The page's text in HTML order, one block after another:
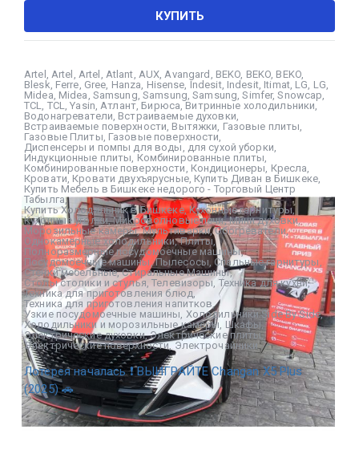
КУПИТЬ
Artel Artel Artel Atlant AUX Avangard BEKO BEKO BEKO,
Blesk Ferre Gree Hanza Hisense Indesit, Indesit, Itimat, LG LG
Midea Midea Samsung ,Samsung ,Samsung ,Simfer,Snowcap
TCL
TCL ,Yasin Атлант ,Бирюса ,Витринные холодильники ,
Водонагреватели Встраиваемые духовки
Встраиваемые поверхности Вытяжки Газовые плиты
Газовые Плиты Газовые поверхности
Диспенсеры и помпы для воды
для сухой уборки
Индукционные плиты Комбинированные плиты
Комбинированные поверхности Кондиционеры Кресла
Кровати, Кровати двухъярусные, Купить Диван в Бишкеке,
Купить Мебель в Бишкеке недорого - Торговый Центр
Табылга,
Купить Холодильник в Бишкеке,Кухонные гарнитуры,
Кухонные уголки,Микроволновые печи,Мини духовки,
Морозильные камеры,Мультиварки,Обогреватели,
Однокамерные холодильники,Плиты,
Полноразмерные посудомоечные машины,
Посудомоечные машины ,Пылесосы Спальные гарнитуры
Стенки мебельные,Стиральные Машины,
Столы столики и стулья ,Телевизоры,Техника для кухни,
Техника для приготовления блюд ,
Техника для приготовления напитков ,
Узкие посудомоечные машины Холодильники Side By Side,
Холодильники и морозильные камеры Шкафы,
Электрические духовки,Электрические плиты,
Электрические поверхности,Электрочайники
Лотерея началась ❗ ВЫИГРАЙТЕ Changan X5 Plus
(2025) 🚗